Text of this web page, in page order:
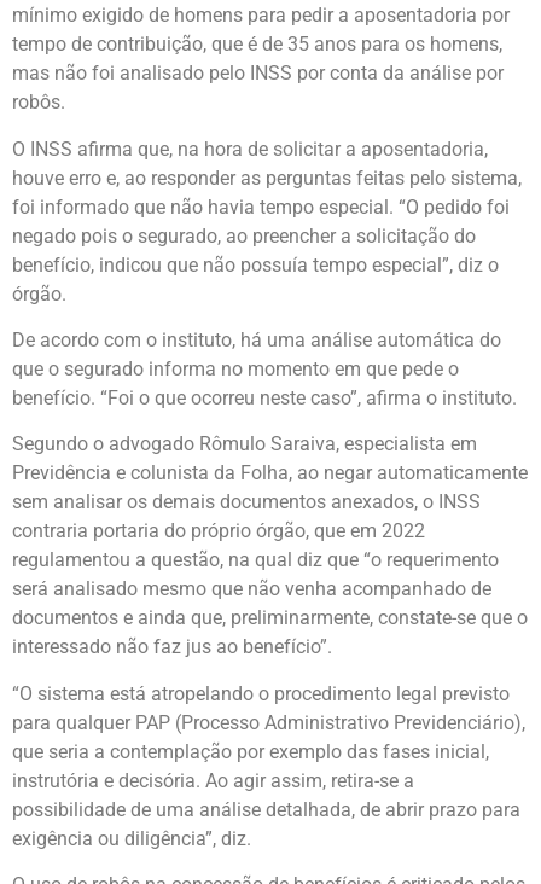
mínimo exigido de homens para pedir a aposentadoria por
tempo de contribuição, que é de 35 anos para os homens,
mas não foi analisado pelo INSS por conta da análise por
robôs.
O INSS afirma que, na hora de solicitar a aposentadoria,
houve erro e, ao responder as perguntas feitas pelo sistema,
foi informado que não havia tempo especial. “O pedido foi
negado pois o segurado, ao preencher a solicitação do
benefício, indicou que não possuía tempo especial”, diz o
órgão.
De acordo com o instituto, há uma análise automática do
que o segurado informa no momento em que pede o
benefício. “Foi o que ocorreu neste caso”, afirma o instituto.
Segundo o advogado Rômulo Saraiva, especialista em
Previdência e colunista da Folha, ao negar automaticamente
sem analisar os demais documentos anexados, o INSS
contraria portaria do próprio órgão, que em 2022
regulamentou a questão, na qual diz que “o requerimento
será analisado mesmo que não venha acompanhado de
documentos e ainda que, preliminarmente, constate-se que o
interessado não faz jus ao benefício”.
“O sistema está atropelando o procedimento legal previsto
para qualquer PAP (Processo Administrativo Previdenciário),
que seria a contemplação por exemplo das fases inicial,
instrutória e decisória. Ao agir assim, retira-se a
possibilidade de uma análise detalhada, de abrir prazo para
exigência ou diligência”, diz.